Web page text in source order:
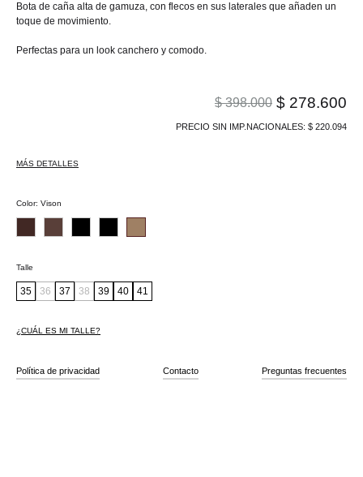
Bota de caña alta de gamuza, con flecos en sus laterales que añaden un
toque de movimiento.
Perfectas para un look canchero y comodo.
$ 278.600
$398.000
PRECIO SIN IMP.NACIONALES: $ 220.094
MÁS DETALLES
Color: Vison
Talle
35 36 37 38 39 40 41
¿CUÁL ES MI TALLE?
Política de privacidad Contacto Preguntas frecuentes